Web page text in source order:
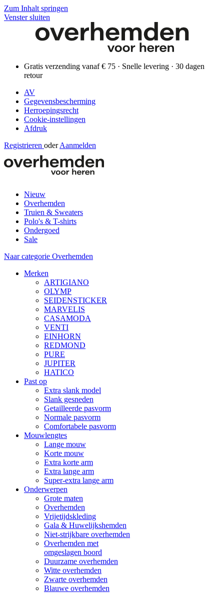
Zum Inhalt springen
Venster sluiten
Gratis verzending vanaf € 75 · Snelle levering · 30 dagen
retour
AV
Gegevensbescherming
Herroepingsrecht
Cookie-instellingen
Afdruk
Registrieren oder Aanmelden
Nieuw
Overhemden
Truien & Sweaters
Polo's & T-shirts
Ondergoed
Sale
Naar categorie Overhemden
Merken
ARTIGIANO
OLYMP
SEIDENSTICKER
MARVELIS
CASAMODA
VENTI
EINHORN
REDMOND
PURE
JUPITER
HATICO
Past op
Extra slank model
Slank gesneden
Getailleerde pasvorm
Normale pasvorm
Comfortabele pasvorm
Mouwlengtes
Lange mouw
Korte mouw
Extra korte arm
Extra lange arm
Super-extra lange arm
Onderwerpen
Grote maten
Overhemden
Vrijetijdskleding
Gala & Huwelijkshemden
Niet-strijkbare overhemden
Overhemden met
omgeslagen boord
Duurzame overhemden
Witte overhemden
Zwarte overhemden
Blauwe overhemden